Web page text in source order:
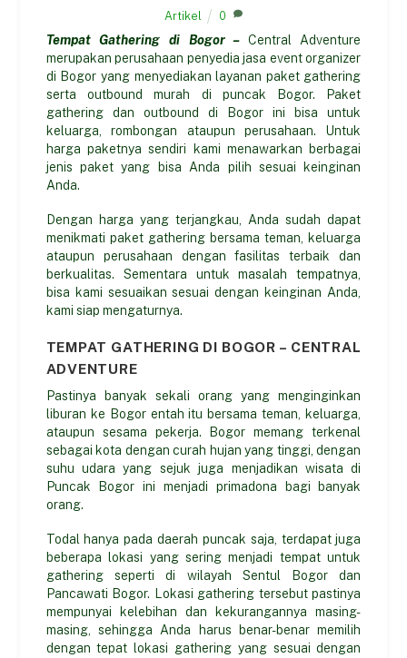
Artikel 0
Tempat Gathering di Bogor – Central Adventure
merupakan perusahaan penyedia jasa event organizer
di Bogor yang menyediakan layanan paket gathering
serta outbound murah di puncak Bogor. Paket
gathering dan outbound di Bogor ini bisa untuk
keluarga, rombongan ataupun perusahaan. Untuk
harga paketnya sendiri kami menawarkan berbagai
jenis paket yang bisa Anda pilih sesuai keinginan
Anda.
Dengan harga yang terjangkau, Anda sudah dapat
menikmati paket gathering bersama teman, keluarga
ataupun perusahaan dengan fasilitas terbaik dan
berkualitas. Sementara untuk masalah tempatnya,
bisa kami sesuaikan sesuai dengan keinginan Anda,
kami siap mengaturnya.
TEMPAT GATHERING DI BOGOR – CENTRAL
ADVENTURE
Pastinya banyak sekali orang yang menginginkan
liburan ke Bogor entah itu bersama teman, keluarga,
ataupun sesama pekerja. Bogor memang terkenal
sebagai kota dengan curah hujan yang tinggi, dengan
suhu udara yang sejuk juga menjadikan wisata di
Puncak Bogor ini menjadi primadona bagi banyak
orang.
Todal hanya pada daerah puncak saja, terdapat juga
beberapa lokasi yang sering menjadi tempat untuk
gathering seperti di wilayah Sentul Bogor dan
Pancawati Bogor. Lokasi gathering tersebut pastinya
mempunyai kelebihan dan kekurangannya masing-
masing, sehingga Anda harus benar-benar memilih
dengan tepat lokasi gathering yang sesuai dengan